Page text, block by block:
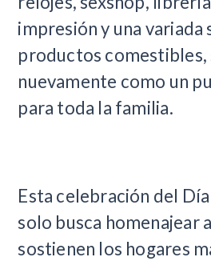
impresión y una variada
productos comestibles,
nuevamente como un
para toda la familia.
Esta celebración del
solo busca homenajear
sostienen los hogares